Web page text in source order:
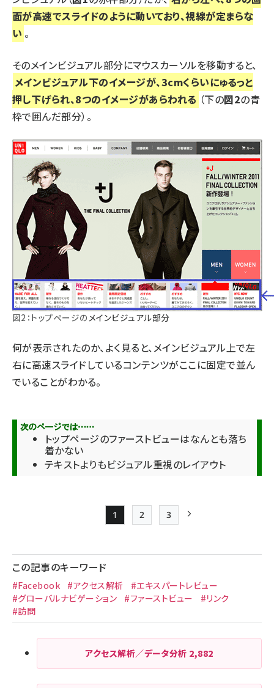
面が高速でスライドのように動いており、視線が定まらな
い 。
そのメインビジュアル部分にマウスカーソルを移動すると、
メインビジュアル下のイメージが、3cmくらいにゅるっと
押し下げられ、8つのイメージがあらわれる （下の図2の青
枠で囲んだ部分）。
図2：トップページのメインビジュアル部分
何が表示されたのか、よく見ると、メインビジュアル上で左
右に高速スライドしているコンテンツがここに固定で並ん
でいることがわかる。
トップページのファーストビューはなんとも落ち
着かない
テキストよりもビジュアル重視のレイアウト
送
り
Page
1
Page
2
Page
3
この記事のキーワード
#Facebook #アクセス解析
#エキスパートレビュー
#グローバルナビゲーション
#ファーストビュー
#リンク
#訪問
アクセス解析／データ分析 2,882